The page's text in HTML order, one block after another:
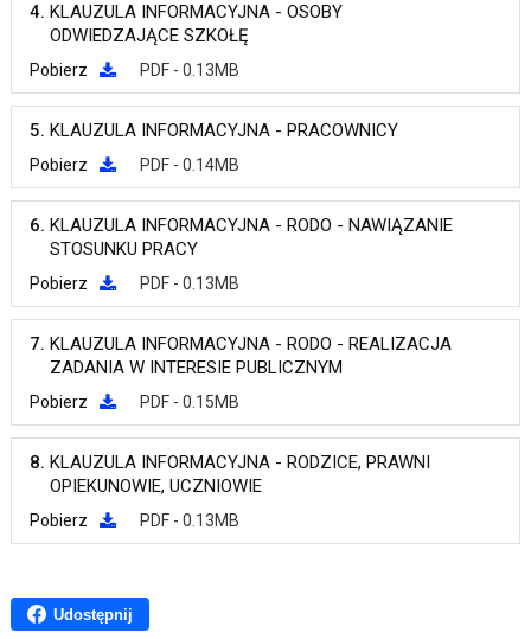
4. KLAUZULA INFORMACYJNA - OSOBY
ODWIEDZAJĄCE SZKOŁĘ
Pobierz PDF - 0.13MB
5. KLAUZULA INFORMACYJNA - PRACOWNICY
Pobierz PDF - 0.14MB
6. KLAUZULA INFORMACYJNA - RODO - NAWIĄZANIE
STOSUNKU PRACY
Pobierz PDF - 0.13MB
7. KLAUZULA INFORMACYJNA - RODO - REALIZACJA
ZADANIA W INTERESIE PUBLICZNYM
Pobierz PDF - 0.15MB
8. KLAUZULA INFORMACYJNA - RODZICE, PRAWNI
OPIEKUNOWIE, UCZNIOWIE
Pobierz PDF - 0.13MB
Udostępnij